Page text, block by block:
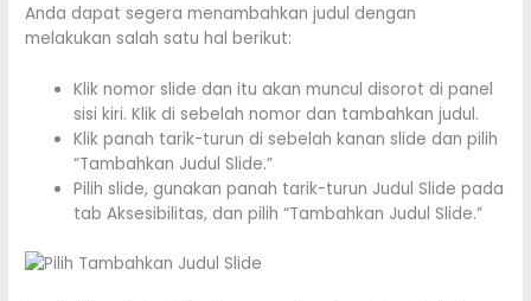
Anda dapat segera menambahkan judul dengan
melakukan salah satu hal berikut:
Klik nomor slide dan itu akan muncul disorot di panel
sisi kiri. Klik di sebelah nomor dan tambahkan judul.
Klik panah tarik-turun di sebelah kanan slide dan pilih
“Tambahkan Judul Slide.”
Pilih slide, gunakan panah tarik-turun Judul Slide pada
tab Aksesibilitas, dan pilih “Tambahkan Judul Slide.”